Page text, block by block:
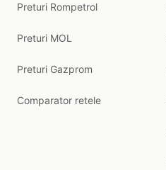
Preturi Rompetrol
Preturi MOL
Preturi Gazprom
Comparator retele